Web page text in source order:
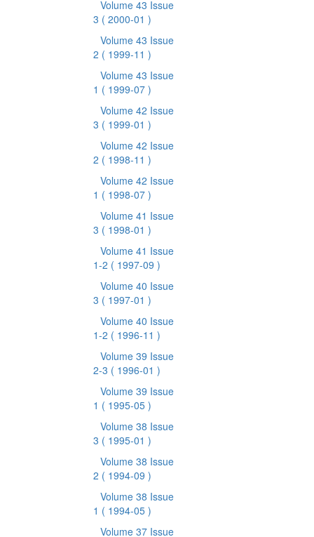
Volume 43 Issue
3 ( 2000-01 )
Volume 43 Issue
2 ( 1999-11 )
Volume 43 Issue
1 ( 1999-07 )
Volume 42 Issue
3 ( 1999-01 )
Volume 42 Issue
2 ( 1998-11 )
Volume 42 Issue
1 ( 1998-07 )
Volume 41 Issue
3 ( 1998-01 )
Volume 41 Issue
1-2 ( 1997-09 )
Volume 40 Issue
3 ( 1997-01 )
Volume 40 Issue
1-2 ( 1996-11 )
Volume 39 Issue
2-3 ( 1996-01 )
Volume 39 Issue
1 ( 1995-05 )
Volume 38 Issue
3 ( 1995-01 )
Volume 38 Issue
2 ( 1994-09 )
Volume 38 Issue
1 ( 1994-05 )
Volume 37 Issue